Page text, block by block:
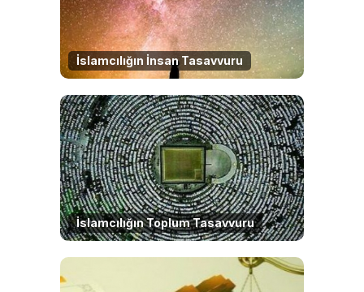
İslamcılığın İnsan Tasavvuru
İslamcılığın Toplum Tasavvuru